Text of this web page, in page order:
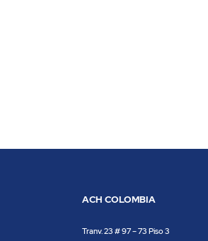
ACH COLOMBIA
Tranv. 23 # 97 – 73 Piso 3